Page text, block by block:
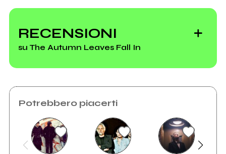
Smista CD, la
brutta di questa
settimana
RECENSIONI
su The Autumn Leaves Fall In
Potrebbero piacerti